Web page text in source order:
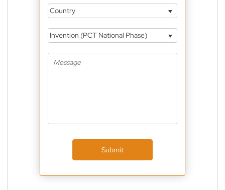
Country
Invention (PCT National Phase)
Submit